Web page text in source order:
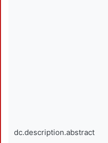
dc.description.abstract